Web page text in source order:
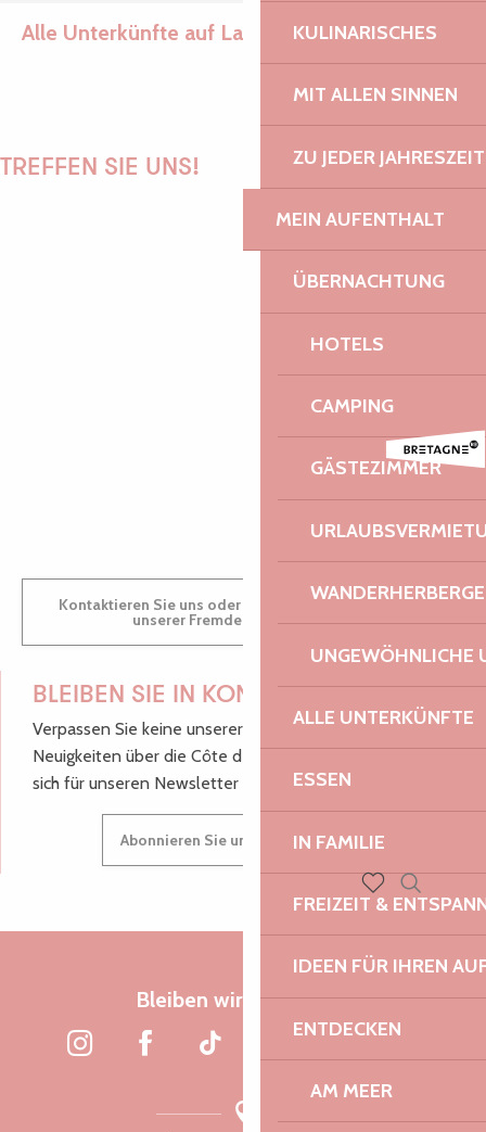
KULINARISCHES
MIT ALLEN SINNEN
ZU JEDER JAHRESZEIT
MEIN AUFENTHALT
ÜBERNACHTUNG
HOTELS
CAMPING
GÄSTEZIMMER
UNGEWÖHNLICHE
ALLE UNTERKÜNFTE
ESSEN
IN FAMILIE
FREIZEIT &
IDEEN FÜR IHREN
ENTDECKEN
AM MEER
Voir les favoris
Suche
Alle Unterkünfte auf Lanvellec
TREFFEN SIE UNS!
PAULINE
Kontaktieren Sie uns oder besuchen Sie uns in einem
unserer Fremdenverkehrsbüros.
BLEIBEN SIE IN KONTAKT!
Verpassen Sie keine unserer guten Tipps und
Neuigkeiten über die Côte de Granit Rose, melden Sie
sich für unseren Newsletter an.
Abonnieren Sie unseren Newsletter
Bleiben wir verbunden